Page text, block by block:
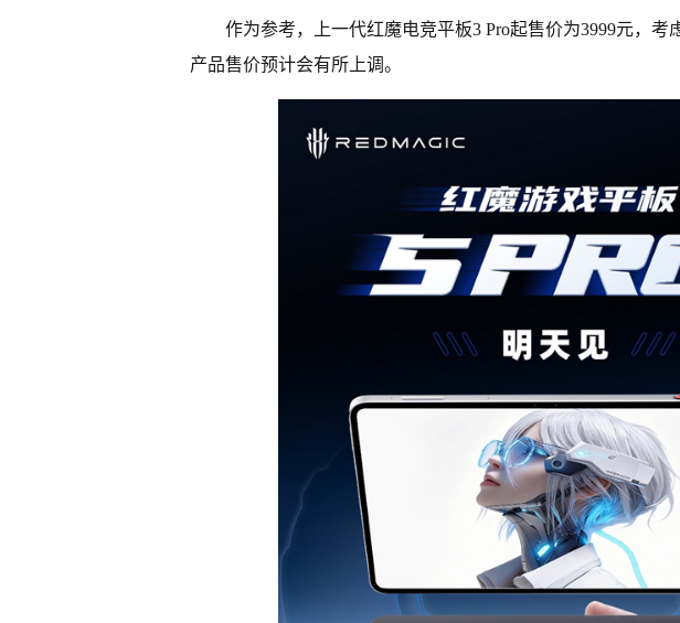
作为参考，上一代红魔电竞平板3 Pro起售价为3999元，
产品售价预计会有所上调。